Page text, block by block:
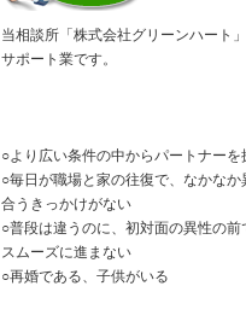
当相談所「株式会社グリーンハート
サポート業です。
○より広い条件の中からパートナーを
○毎日が職場と家の往復で、なかなか
合うきっかけがない
○普段は違うのに、初対面の異性の前
スムーズに進まない
○再婚である、子供がいる